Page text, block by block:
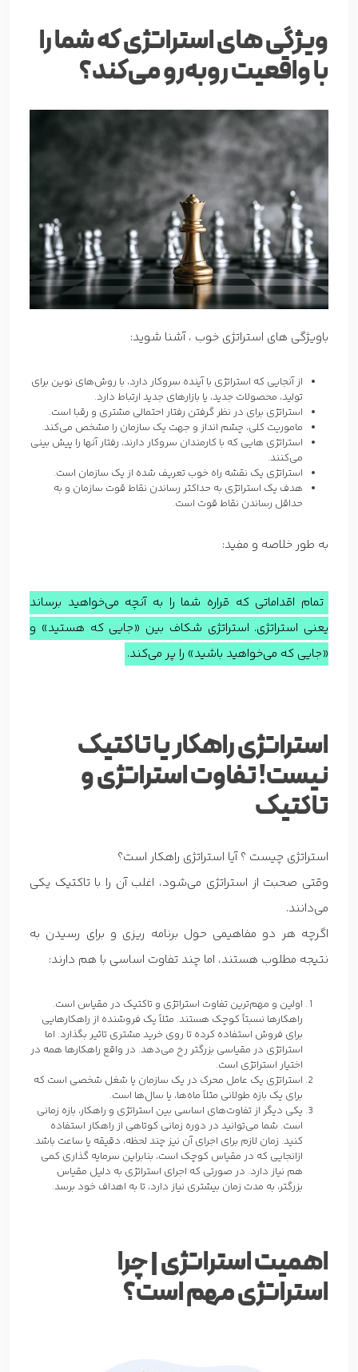
ویژگی های استراتژی که شما را
با واقعیت روبه‌رو می‌کند؟
باویژگی های استراتژی خوب ، آشنا شوید:
از آنجایی که استراتژی با آینده سروکار دارد، با روش‌های نوین برای
تولید، محصولات جدید، یا بازارهای جدید ارتباط دارد.
استراتژی برای در نظر گرفتن رفتار احتمالی مشتری و رقبا است.
ماموریت کلی، چشم انداز و جهت یک سازمان را مشخص می‌کند.
استراتژی هایی که با کارمندان سروکار دارند، رفتار آنها را پیش بینی
می‌کنند.
استراتژی یک نقشه راه خوب تعریف شده از یک سازمان است.
هدف یک استراتژی به حداکثر رساندن نقاط قوت سازمان و به
حداقل رساندن نقاط قوت است.
به طور خلاصه و مفید:
تمام اقداماتی که قراره شما را به آنچه می‌خواهید برساند
یعنی استراتژی. استراتژی شکاف بین «جایی که هستید» و
«جایی که می‌خواهید باشید» را پر می‌کند.
استراتژی راهکار یا تاکتیک
نیست! تفاوت استراتژی و
تاکتیک
استراتژی چیست ؟ آیا استراتژی راهکار است؟
وقتی صحبت از استراتژی می‌شود، اغلب آن را با تاکتیک یکی
می‌دانند.
اگرچه هر دو مفاهیمی حول برنامه ریزی و برای رسیدن به
نتیجه مطلوب هستند، اما چند تفاوت اساسی با هم دارند:
اولین و مهم‌ترین تفاوت استراتژی و تاکتیک در مقیاس است.
راهکارها نسبتاً کوچک هستند. مثلاً یک فروشنده از راهکارهایی
برای فروش استفاده کرده تا روی خرید مشتری تاثیر بگذارد. اما
استراتژی در مقیاسی بزرگتر رخ می‌دهد. در واقع راهکارها همه در
اختیار استراتژی است.
استراتژی یک عامل محرک در یک سازمان یا شغل شخصی است که
برای یک بازه طولانی مثلاً ماه‌ها، یا سال‌ها است.
یکی دیگر از تفاوت‌های اساسی بین استراتژی و راهکار، بازه زمانی
است. شما می‌توانید در دوره زمانی کوتاهی از راهکار استفاده
کنید. زمان لازم برای اجرای آن نیز چند لحظه، دقیقه یا ساعت باشد.
ازانجایی که در مقیاس کوچک است، بنابراین سرمایه گذاری کمی
هم نیاز دارد. در صورتی که اجرای استراتژی به دلیل مقیاس
بزرگتر، به مدت زمان بیشتری نیاز دارد، تا به اهداف خود برسد.
اهمیت استراتژی | چرا
استراتژی مهم است؟